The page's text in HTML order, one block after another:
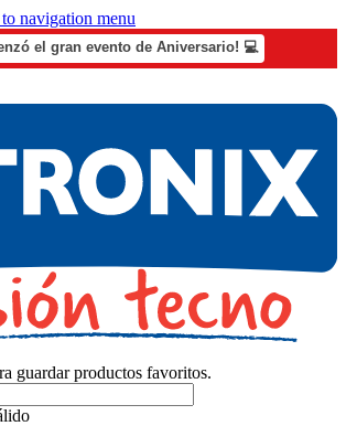
navigation menu
el gran evento de Aniversario! 💻
guardar productos favoritos.